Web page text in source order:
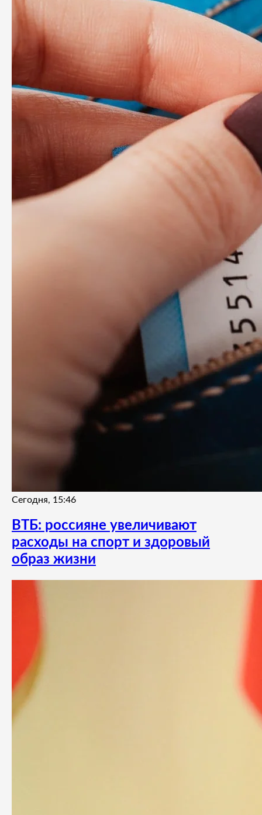
Сегодня, 15:46
ВТБ: россияне увеличивают
расходы на спорт и здоровый
образ жизни